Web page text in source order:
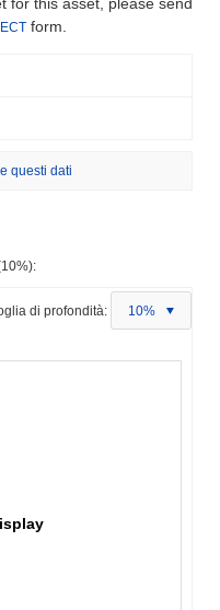
form.
questi dati
di profondità: 10%